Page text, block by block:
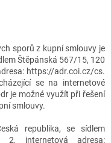
sporů z kupní smlouvy je
Štěpánská 567/15, 120
https://adr.coi.cz/cs.
se na internetové
je možné využít při řešení
smlouvy.
republika, se sídlem
internetová adresa: